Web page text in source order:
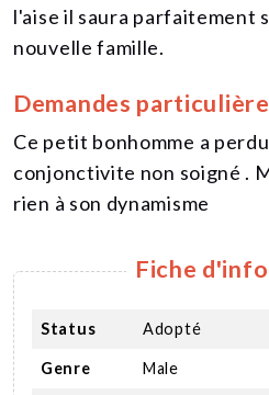
l'aise il saura parfaitement
nouvelle famille.
Demandes
Ce petit bonhomme a
conjonctivite non soigné .
rien à son dynamisme
Fiche
Status Adopté
Genre Male